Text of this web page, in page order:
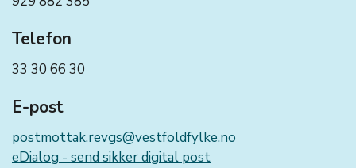
Telefon
33 30 66 30
E-post
postmottak.revgs@vestfoldfylke.no
eDialog - send sikker digital post